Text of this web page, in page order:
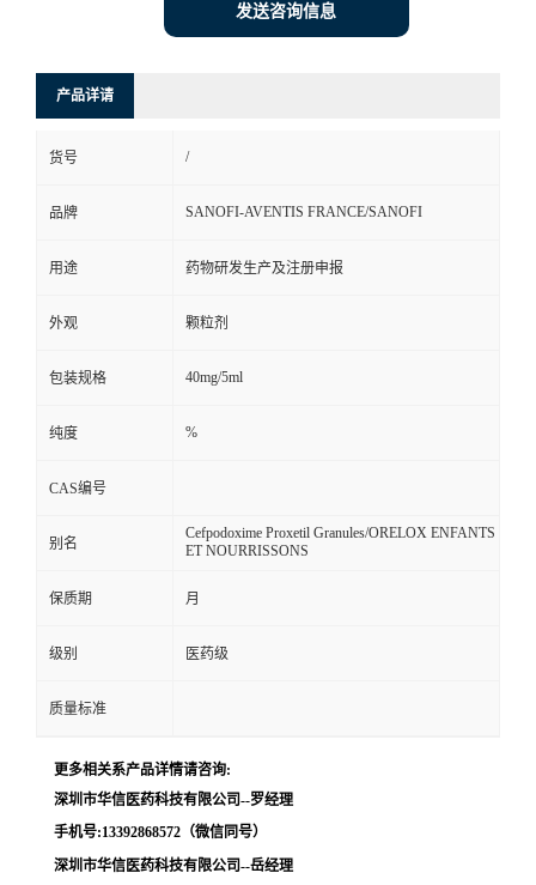
联
在
线
留
言
发送咨询信息
产品详请
货号 /
品牌 SANOFI-AVENTIS FRANCE/SANOFI
用途 药物研发生产及注册申报
外观 颗粒剂
包装规格 40mg/5ml
纯度 %
CAS编号
别名
Cefpodoxime Proxetil Granules/ORELOX ENFANTS
ET NOURRISSONS
保质期 月
级别 医药级
质量标准
更多相关系产品详情请咨询:
深圳市华信医药科技有限公司--罗经理
手机号:13392868572（微信同号）
深圳市华信医药科技有限公司--岳经理